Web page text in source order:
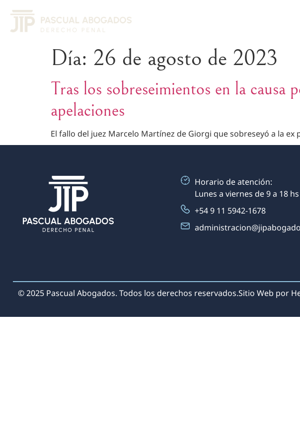
Día: 26 de agosto de 2023
Tras los sobreseimientos en la causa
apelaciones
El fallo del juez Marcelo Martínez de Giorgi que sobreseyó a la ex
Horario de atención:
Lunes a viernes de 9 a 18 hs
+54 9 11 5942-1678
© 2025 Pascual Abogados. Todos los derechos reservados.Sitio Web por